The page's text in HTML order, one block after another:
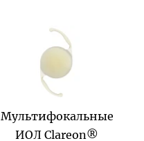
Мультифокальные
ИОЛ Clareon®